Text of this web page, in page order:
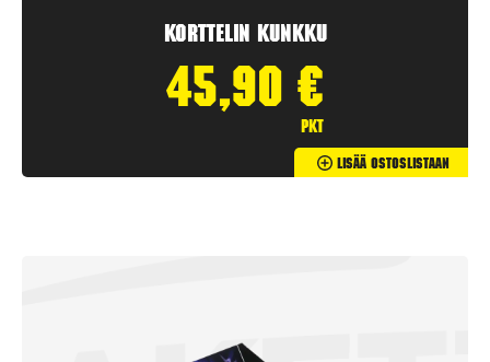
Korttelin kunkku
45,90 €
pkt
Lisää Ostoslistaan